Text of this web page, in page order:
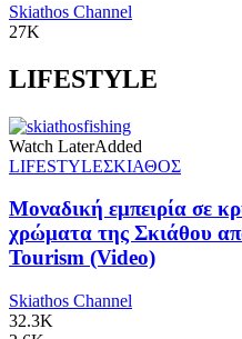
Skiathos Channel
27K
LIFESTYLE
Watch LaterAdded
LIFESTYLEΣΚΙΑΘΟΣ
Μοναδική εμπειρία σε
χρώματα της Σκιάθου
Tourism (Video)
Skiathos Channel
32.3K